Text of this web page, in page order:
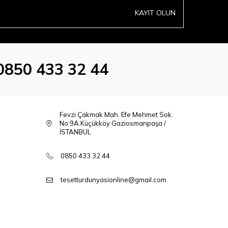
KAYIT OLUN
433 32 44
Fevzi Çakmak Mah. Efe Mehmet Sok.
No:9A Küçükköy Gaziosmanpaşa /
İSTANBUL
0850 433 32 44
tesetturdunyasionline@gmail.com